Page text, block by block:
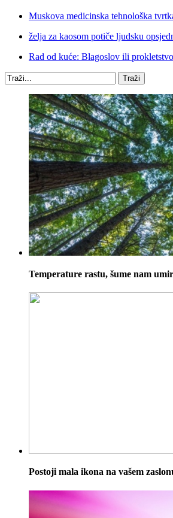
Muskova medicinska tehnološka
želja za kaosom potiče ljudsku
Rad od kuće: Blagoslov ili
Temperature rastu, šume nam
Postoji mala ikona na vašem